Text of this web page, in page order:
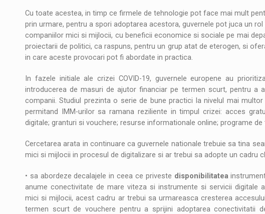
Cu toate acestea, in timp ce firmele de tehnologie pot face mai mult
prin urmare, pentru a spori adoptarea acestora, guvernele pot juca un
companiilor mici si mijlocii, cu beneficii economice si sociale pe mai
proiectarii de politici, ca raspuns, pentru un grup atat de eterogen, si
in care aceste provocari pot fi abordate in practica.
In fazele initiale ale crizei COVID-19, guvernele europene au
introducerea de masuri de ajutor financiar pe termen scurt, pentru a
companii. Studiul prezinta o serie de bune practici la nivelul mai
permitand IMM-urilor sa ramana reziliente in timpul crizei: acces
digitale; granturi si vouchere; resurse informationale online; programe de
Cercetarea arata in continuare ca guvernele nationale trebuie sa tina
mici si mijlocii in procesul de digitalizare si ar trebui sa adopte un cadru
• sa abordeze decalajele in ceea ce priveste disponibilitatea
anume conectivitate de mare viteza si instrumente si servicii digitale
mici si mijlocii, acest cadru ar trebui sa urmareasca cresterea
termen scurt de vouchere pentru a sprijini adoptarea conectivitatii